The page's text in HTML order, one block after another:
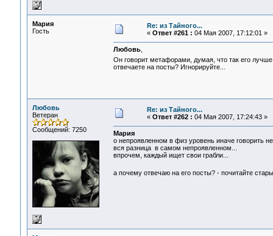
Мария
Гость
Re: из Тайного...
« Ответ #261 : 04 Мая 2007, 17:12:01 »
Любовь,
Он говорит метафорами, думая, что так его
отвечаете на посты? Игнорируйте...
Любовь
Ветеран
Сообщений: 7250
Re: из Тайного...
« Ответ #262 : 04 Мая 2007, 17:24:43 »
Мария
о непроявленном в физ уровень иначе говорить
вся разница в самом непроявленном...
впрочем, каждый ищет свои грабли...
а почему отвечаю на его посты? - почитайте